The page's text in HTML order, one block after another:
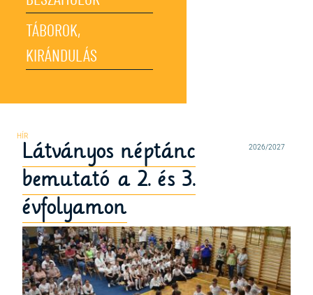
TÁBOROK,
KIRÁNDULÁS
2026/2027
Látványos néptánc
bemutató a 2. és 3.
évfolyamon